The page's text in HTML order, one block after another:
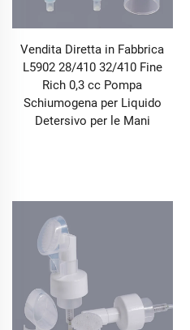
Vendita Diretta in Fabbrica
L5902 28/410 32/410 Fine
Rich 0,3 cc Pompa
Schiumogena per Liquido
Detersivo per le Mani